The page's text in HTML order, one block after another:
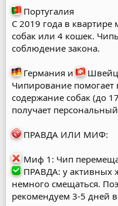
Португалия
С 2019 года в
собак или 4 кошек.
соблюдение закона.
Германия и
Чипирование помогает
содержание собак (до
получает
ПРАВДА ИЛИ МИФ:
Миф 1: Чип
ПРАВДА: у активных
немного смещаться.
рекомендуем 3-5 дней